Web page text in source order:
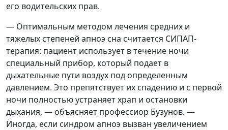
его водительских прав.
— Оптимальным методом лечения средних и
тяжелых степеней апноэ сна считается СИПАП-
терапия: пациент использует в течение ночи
специальный прибор, который подает в
дыхательные пути воздух под определенным
давлением. Это препятствует их спадению и с первой
ночи полностью устраняет храп и остановки
дыхания, — объясняет профессиор Бузунов. —
Иногда, если синдром апноэ вызван увеличением